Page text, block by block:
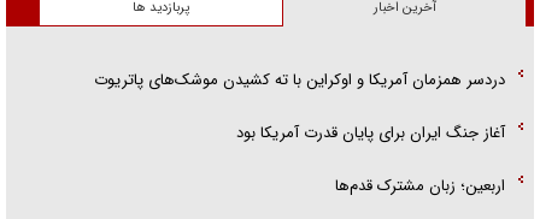
آخرین اخبار پربازدید ها
دردسر همزمان آمریکا و اوکراین با ته کشیدن موشک‌های پاتریوت
آغاز جنگ ایران برای پایان قدرت آمریکا بود
اربعین؛ زبان مشترک قدم‌ها